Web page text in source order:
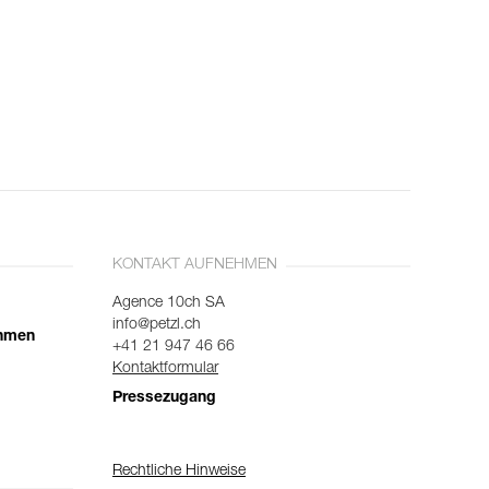
KONTAKT AUFNEHMEN
Agence 10ch SA
info@petzl.ch
+41 21 947 46 66
Kontaktformular
Pressezugang
Rechtliche Hinweise